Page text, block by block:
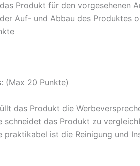
Produkt für den vorgesehenen
Auf- und Abbau des Produktes
(Max 20 Punkte)
das Produkt die
schneidet das Produkt zu
praktikabel ist die Reinigung und